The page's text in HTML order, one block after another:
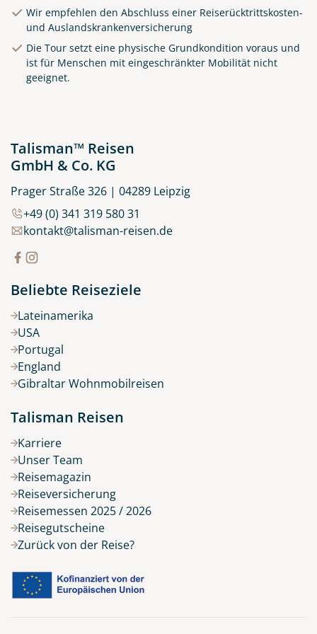
Clifden Harbour Co. Galway
Wir empfehlen den Abschluss einer Reiserücktrittskosten-
und Auslandskrankenversicherung
Die Tour setzt eine physische Grundkondition voraus und
ist für Menschen mit eingeschränkter Mobilität nicht
geeignet.
Talisman™ Reisen
GmbH & Co. KG
Prager Straße 326 | 04289 Leipzig
+49 (0) 341 319 580 31
kontakt@talisman-reisen.de
Beliebte Reiseziele
Lateinamerika
USA
Portugal
England
Gibraltar Wohnmobilreisen
Talisman Reisen
Karriere
Unser Team
Reisemagazin
Reiseversicherung
Reisemessen 2025 / 2026
Reisegutscheine
Zurück von der Reise?